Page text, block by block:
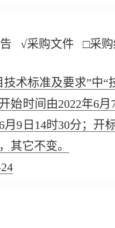
告 √采购文件 □采购
术标准及要求”中“
时间由2022年6月
月9日14时30分；开
其它不变。